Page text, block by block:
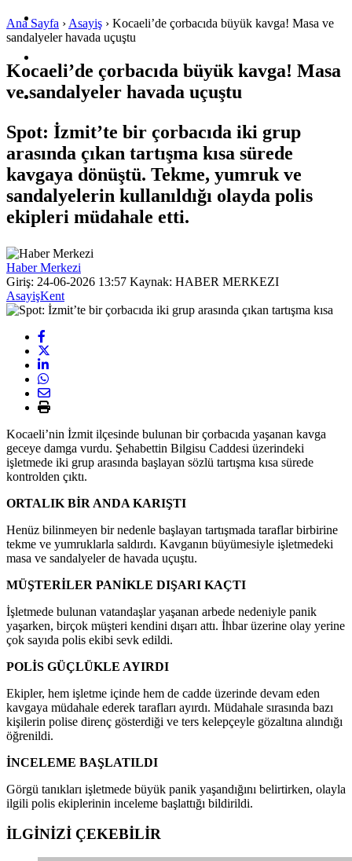
SPOR
SAĞLIK
Ana Sayfa › Asayiş › Kocaeli’de çorbacıda büyük kavga! Masa ve
sandalyeler havada uçuştu
Kocaeli’de çorbacıda büyük kavga! Masa
ve sandalyeler havada uçuştu
Spot: İzmit’te bir çorbacıda iki grup
arasında çıkan tartışma kısa sürede
kavgaya dönüştü. Tekme, yumruk ve
sandalyelerin kullanıldığı olayda polis
ekipleri müdahale etti.
Haber Merkezi
Giriş: 24-06-2026 13:57 Kaynak: HABER MERKEZI
AsayişKent
Kocaeli’nin İzmit ilçesinde bulunan bir çorbacıda yaşanan kavga
geceye damga vurdu. Şehabettin Bilgisu Caddesi üzerindeki
işletmede iki grup arasında başlayan sözlü tartışma kısa sürede
kontrolden çıktı.
ORTALIK BİR ANDA KARIŞTI
Henüz bilinmeyen bir nedenle başlayan tartışmada taraflar birbirine
tekme ve yumruklarla saldırdı. Kavganın büyümesiyle işletmedeki
masa ve sandalyeler de havada uçuştu.
MÜŞTERİLER PANİKLE DIŞARI KAÇTI
İşletmede bulunan vatandaşlar yaşanan arbede nedeniyle panik
yaşarken, birçok müşteri kendini dışarı attı. İhbar üzerine olay yerine
çok sayıda polis ekibi sevk edildi.
POLİS GÜÇLÜKLE AYIRDI
Ekipler, hem işletme içinde hem de cadde üzerinde devam eden
kavgaya müdahale ederek tarafları ayırdı. Müdahale sırasında bazı
kişilerin polise direnç gösterdiği ve ters kelepçeyle gözaltına alındığı
öğrenildi.
İNCELEME BAŞLATILDI
Görgü tanıkları işletmede büyük panik yaşandığını belirtirken, olayla
ilgili polis ekiplerinin inceleme başlattığı bildirildi.
İLGİNİZİ ÇEKEBİLİR